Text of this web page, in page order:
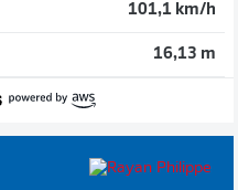
101,1 km/h
16,13 m